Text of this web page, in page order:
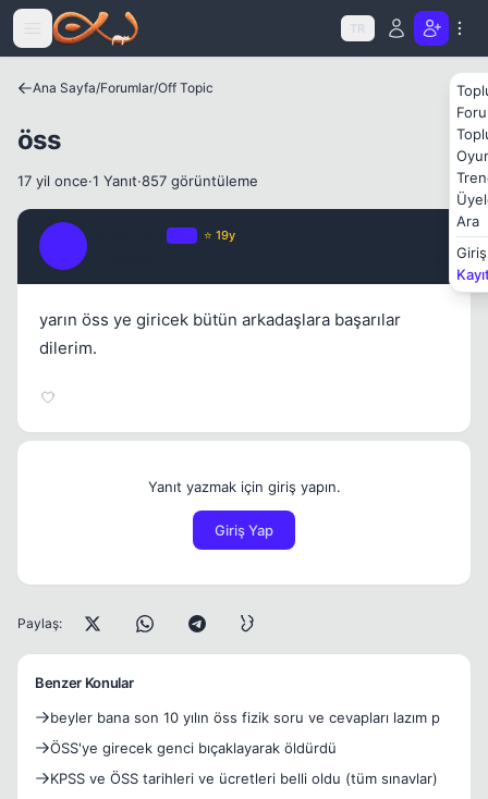
Icerige atla
TR
Ara
Giriş
Ana Sayfa/Forumlar/Off Topic
öss
17 yil once·1 Yanıt·857 görüntüleme
⭐ 19y
yarın öss ye giricek bütün arkadaşlara başarılar
dilerim.
Yanıt yazmak için giriş yapın.
Giriş Yap
Paylaş:
Benzer Konular
beyler bana son 10 yılın öss fizik soru ve cevapları lazım p
ÖSS'ye girecek genci bıçaklayarak öldürdü
KPSS ve ÖSS tarihleri ve ücretleri belli oldu (tüm sınavlar)